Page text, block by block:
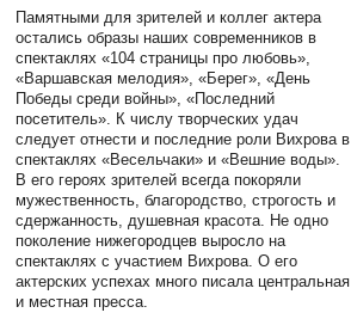
Памятными для зрителей и коллег актера
остались образы наших современников в
спектаклях «104 страницы про любовь»,
«Варшавская мелодия», «Берег», «День
Победы среди войны», «Последний
посетитель». К числу творческих удач
следует отнести и последние роли Вихрова в
спектаклях «Весельчаки» и «Вешние воды».
В его героях зрителей всегда покоряли
мужественность, благородство, строгость и
сдержанность, душевная красота. Не одно
поколение нижегородцев выросло на
спектаклях с участием Вихрова. О его
актерских успехах много писала центральная
и местная пресса.